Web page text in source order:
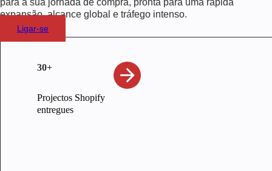
expansão, alcance global e tráfego intenso.
Ligar-se
30+
Projectos Shopify
entregues